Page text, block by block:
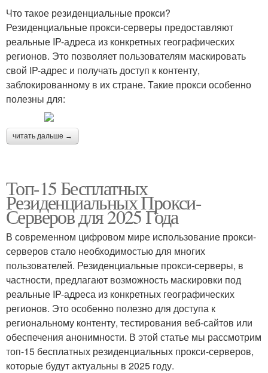
Что такое резиденциальные прокси?
Резиденциальные прокси-серверы предоставляют
реальные IP-адреса из конкретных географических
регионов. Это позволяет пользователям маскировать
свой IP-адрес и получать доступ к контенту,
заблокированному в их стране. Такие прокси особенно
полезны для:
читать дальше →
Топ-15 Бесплатных
Резиденциальных Прокси-
Серверов для 2025 Года
В современном цифровом мире использование прокси-
серверов стало необходимостью для многих
пользователей. Резиденциальные прокси-серверы, в
частности, предлагают возможность маскировки под
реальные IP-адреса из конкретных географических
регионов. Это особенно полезно для доступа к
региональному контенту, тестирования веб-сайтов или
обеспечения анонимности. В этой статье мы рассмотрим
топ-15 бесплатных резиденциальных прокси-серверов,
которые будут актуальны в 2025 году.